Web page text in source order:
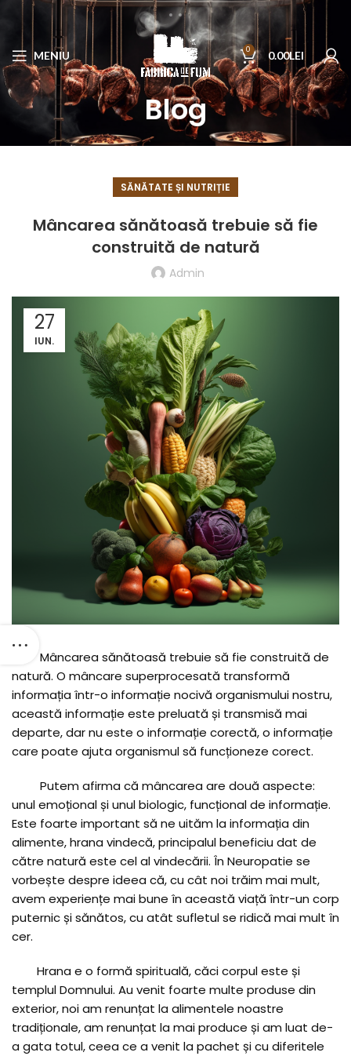
MENIU 0 0.00LEI
Blog
SĂNĂTATE ȘI NUTRIȚIE
Mâncarea sănătoasă trebuie să fie
construită de natură
Admin
27
IUN.
Mâncarea sănătoasă trebuie să fie construită de
natură. O mâncare superprocesată transformă
informația într-o informație nocivă organismului nostru,
această informație este preluată și transmisă mai
departe, dar nu este o informație corectă, o informație
care poate ajuta organismul să funcționeze corect.
Putem afirma că mâncarea are două aspecte:
unul emoțional și unul biologic, funcțional de informație.
Este foarte important să ne uităm la informația din
alimente, hrana vindecă, principalul beneficiu dat de
către natură este cel al vindecării. În Neuropatie se
vorbește despre ideea că, cu cât noi trăim mai mult,
avem experiențe mai bune în această viață într-un corp
puternic și sănătos, cu atât sufletul se ridică mai mult în
cer.
Hrana e o formă spirituală, căci corpul este și
templul Domnului. Au venit foarte multe produse din
exterior, noi am renunțat la alimentele noastre
tradiționale, am renunțat la mai produce și am luat de-
a gata totul, ceea ce a venit la pachet și cu diferitele